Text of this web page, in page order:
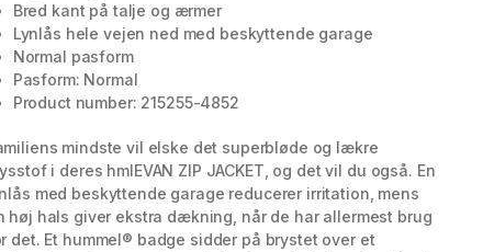
Bred kant på talje og ærmer
Lynlås hele vejen ned med beskyttende garage
Normal pasform
Pasform: Normal
Product number: 215255-4852
mindste vil elske det superbløde og lækre
i deres hmlEVAN ZIP JACKET, og det vil du også. En
med beskyttende garage reducerer irritation, mens
høj hals giver ekstra dækning, når de har allermest brug
det. Et hummel® badge sidder på brystet over et